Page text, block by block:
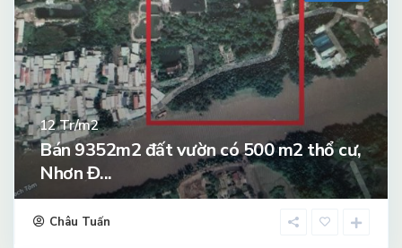
12Tr/m2
Bán 9352m2 đất vườn có 500 m2 thổ cư,
Nhơn Đ...
Châu Tuấn